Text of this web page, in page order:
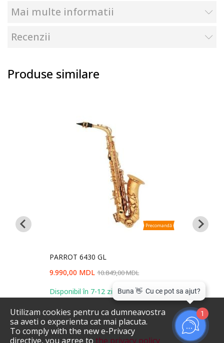
Utilizam cookies pentru ca dumneavostra
sa aveti o experienta cat mai placuta.
To comply with the new e-Privacy
directive, you agree to the privacy policy
Mai multe informatii
Recenzii
Produse similare
Precomandă
PARROT 6430 GL
9.990,00 MDL 10.849,00 MDL
Disponibil în 7-12 zile
1